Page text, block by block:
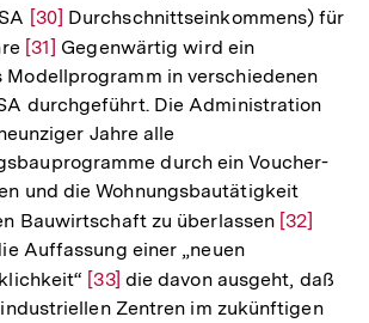
Zur
Auflösung
der
Fußnote
[30] Durchschnittseinkommens) für
Zur
Auflösung
der
Fußnote
[31] Gegenwärtig wird ein
Modellprogramm in verschiedenen
durchgeführt. Die Administration
Jahre alle
durch ein Voucher-
und die Wohnungsbautätigkeit
Bauwirtschaft zu überlassen Zur
der
Fußnote
[32]
Auffassung einer „neuen
Zur
Auflösung
[33] die davon ausgeht, daß
Zentren im zukünftigen